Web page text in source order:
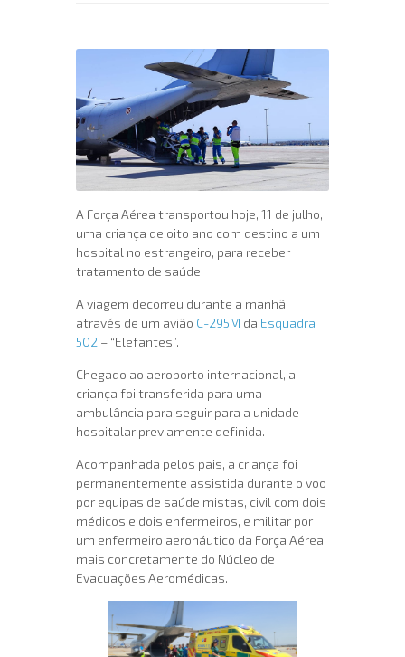
A Força Aérea transportou hoje, 11 de julho,
uma criança de oito ano com destino a um
hospital no estrangeiro, para receber
tratamento de saúde.
A viagem decorreu durante a manhã
através de um avião C-295M da Esquadra
502 – “Elefantes”.
Chegado ao aeroporto internacional, a
criança foi transferida para uma
ambulância para seguir para a unidade
hospitalar previamente definida.
Acompanhada pelos pais, a criança foi
permanentemente assistida durante o voo
por equipas de saúde mistas, civil com dois
médicos e dois enfermeiros, e militar por
um enfermeiro aeronáutico da Força Aérea,
mais concretamente do Núcleo de
Evacuações Aeromédicas.